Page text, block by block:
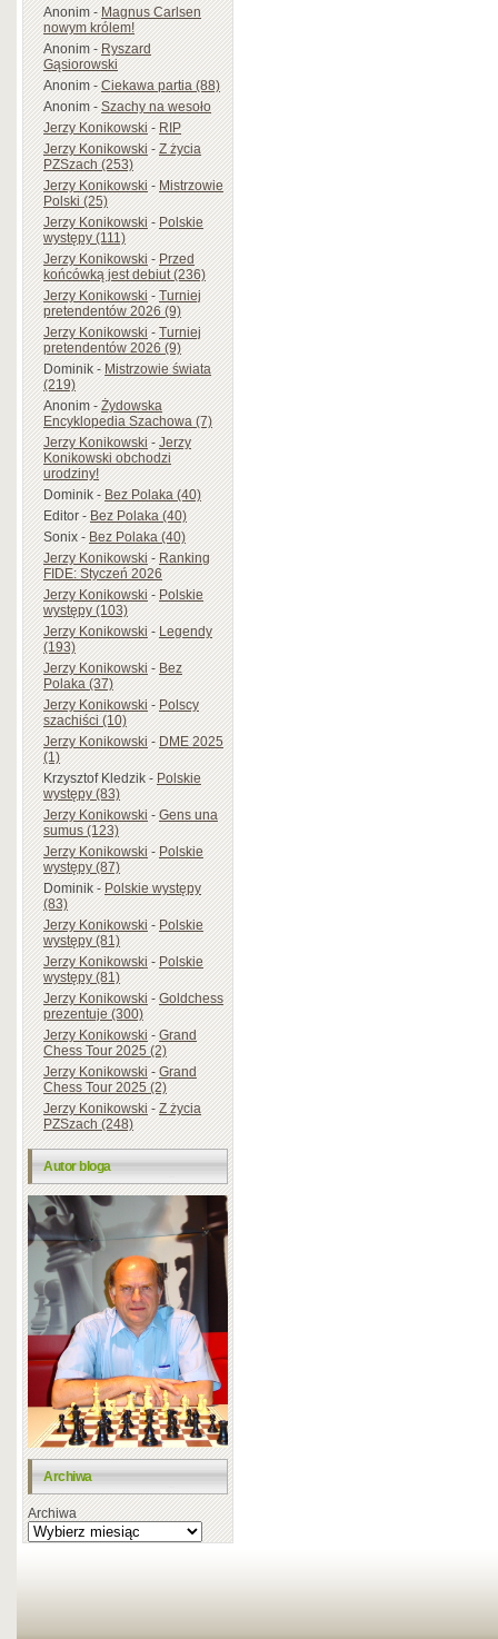
Anonim-Magnus Carlsen
nowym królem!
Anonim-Ryszard
Gąsiorowski
Anonim-Ciekawa partia (88)
Anonim-Szachy na wesoło
Jerzy Konikowski-RIP
Jerzy Konikowski-Z życia
PZSzach (253)
Jerzy Konikowski-Mistrzowie
Polski (25)
Jerzy Konikowski-Polskie
występy (111)
Jerzy Konikowski-Przed
końcówką jest debiut (236)
Jerzy Konikowski-Turniej
pretendentów 2026 (9)
Jerzy Konikowski-Turniej
pretendentów 2026 (9)
Dominik-Mistrzowie świata
(219)
Anonim-Żydowska
Encyklopedia Szachowa (7)
Jerzy Konikowski-Jerzy
Konikowski obchodzi
urodziny!
Dominik-Bez Polaka (40)
Editor-Bez Polaka (40)
Sonix-Bez Polaka (40)
Jerzy Konikowski-Ranking
FIDE: Styczeń 2026
Jerzy Konikowski-Polskie
występy (103)
Jerzy Konikowski-Legendy
(193)
Jerzy Konikowski-Bez
Polaka (37)
Jerzy Konikowski-Polscy
szachiści (10)
Jerzy Konikowski-DME 2025
(1)
Krzysztof Kledzik-Polskie
występy (83)
Jerzy Konikowski-Gens una
sumus (123)
Jerzy Konikowski-Polskie
występy (87)
Dominik-Polskie występy
(83)
Jerzy Konikowski-Polskie
występy (81)
Jerzy Konikowski-Polskie
występy (81)
Jerzy Konikowski-Goldchess
prezentuje (300)
Jerzy Konikowski-Grand
Chess Tour 2025 (2)
Jerzy Konikowski-Grand
Chess Tour 2025 (2)
Jerzy Konikowski-Z życia
PZSzach (248)
Autor bloga
Archiwa
Archiwa